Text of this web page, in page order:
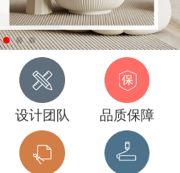
设计团队 品质保障